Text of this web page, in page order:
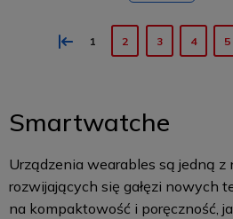
« 1 2 3 4 5
Smartwatche
Urządzenia wearables są jedną z
rozwijających się gałęzi nowych
na kompaktowość i poręczność,